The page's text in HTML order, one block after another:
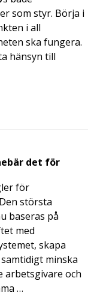
som styr. Börja i
i all
ska fungera.
hänsyn till
det för
för
största
baseras på
med
skapa
minska
arbetsgivare och
…